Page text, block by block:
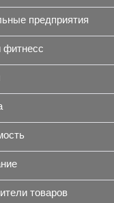
предприятия
фитнесс
товаров